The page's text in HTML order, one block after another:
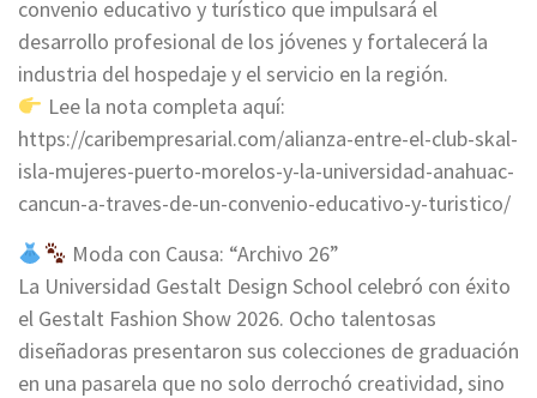
convenio educativo y turístico que impulsará el
desarrollo profesional de los jóvenes y fortalecerá la
industria del hospedaje y el servicio en la región.
Lee la nota completa aquí:
https://caribempresarial.com/alianza-entre-el-club-skal-
isla-mujeres-puerto-morelos-y-la-universidad-anahuac-
cancun-a-traves-de-un-convenio-educativo-y-turistico/
Moda con Causa: “Archivo 26”
La Universidad Gestalt Design School celebró con éxito
el Gestalt Fashion Show 2026. Ocho talentosas
diseñadoras presentaron sus colecciones de graduación
en una pasarela que no solo derrochó creatividad, sino